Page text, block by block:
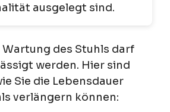
ausgelegt sind.
Wartung des Stuhls darf
werden. Hier sind
Sie die Lebensdauer
verlängern können: